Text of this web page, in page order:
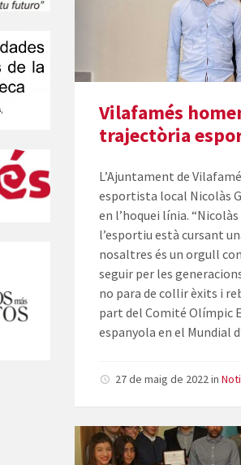
Vilafamés
trajectòria
L’Ajuntament de
esportista local Nicolàs
en l’hoquei línia.
l’esportiu està cursant
nosaltres és un orgull
seguir per les
no para de collir èxits i
part del Comité Olímpic
espanyola en el Mundial
27 de maig de 2022in